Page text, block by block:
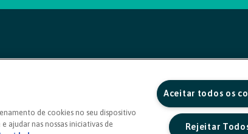
de cookies no seu dispositivo
ajudar nas nossas iniciativas de
Aceitar todos os
Rejeitar